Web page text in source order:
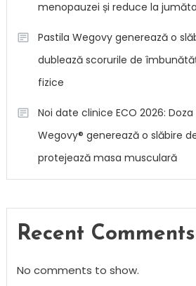
menopauzei și reduce la
Pastila Wegovy generează o
dublează scorurile de
fizice
Noi date clinice ECO 2026:
Wegovy® generează o slăbire
protejează masa musculară
Recent Comments
No comments to show.